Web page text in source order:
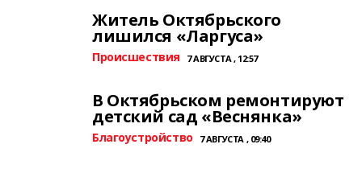
Житель Октябрьского
лишился «Ларгуса»
Происшествия 7 АВГУСТА , 12:57
В Октябрьском ремонтируют
детский сад «Веснянка»
Благоустройство 7 АВГУСТА , 09:40